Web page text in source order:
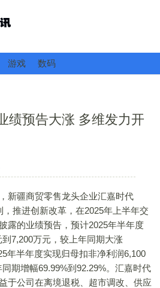
游戏 数码
绩预告大涨 多维发力开
疆商贸零售龙头企业汇嘉时代
，推进创新改革，在2025年上半年交
露的业绩预告，预计2025年半年度
7,200万元，较上年同期大涨
年半年度实现归母扣非净利润6,100
期增幅69.99%到92.29%。汇嘉时代
于公司在离境退税、超市调改、供应